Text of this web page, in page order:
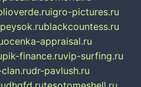
igro-pictures.ru
peysok.rublackcountess.ru
ocenka-appraisal.ru
pik-finance.ruvip-surfing.ru
dr-pavlush.ru